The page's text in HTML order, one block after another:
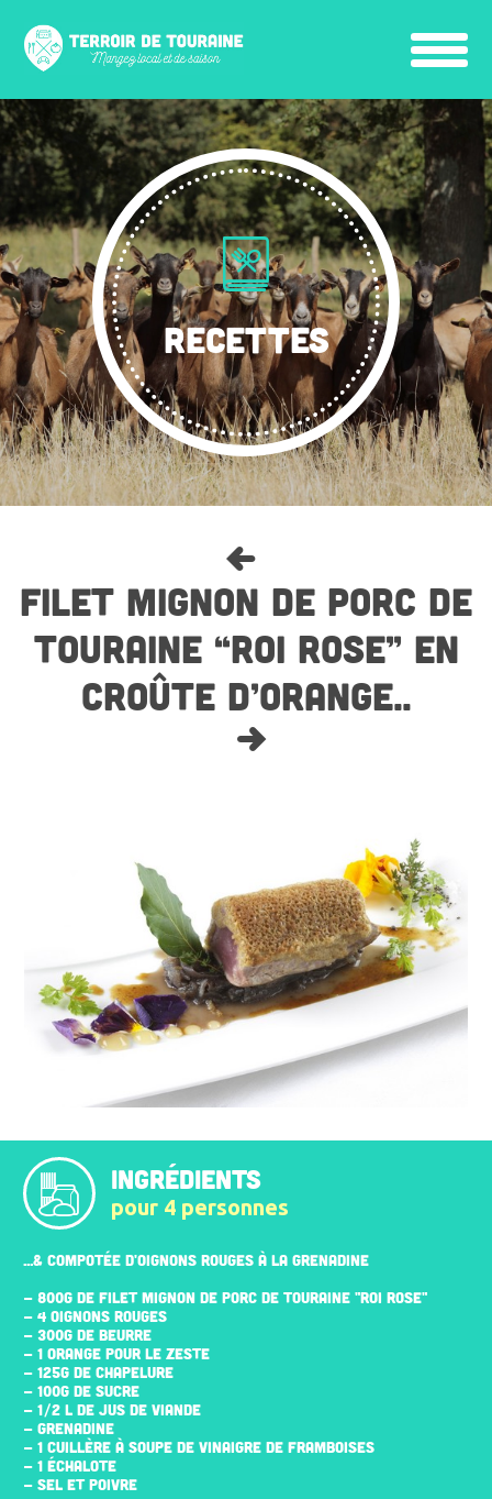
RECETTES
FILET MIGNON DE PORC DE
TOURAINE “ROI ROSE” EN
CROÛTE D’ORANGE..
INGRÉDIENTS
pour 4 personnes
...& COMPOTÉE D'OIGNONS ROUGES À LA GRENADINE
- 800G DE FILET MIGNON DE PORC DE TOURAINE "ROI ROSE"
- 4 OIGNONS ROUGES
- 300G DE BEURRE
- 1 ORANGE POUR LE ZESTE
- 125G DE CHAPELURE
- 100G DE SUCRE
- 1/2 L DE JUS DE VIANDE
- GRENADINE
- 1 CUILLÈRE À SOUPE DE VINAIGRE DE FRAMBOISES
- 1 ÉCHALOTE
- SEL ET POIVRE